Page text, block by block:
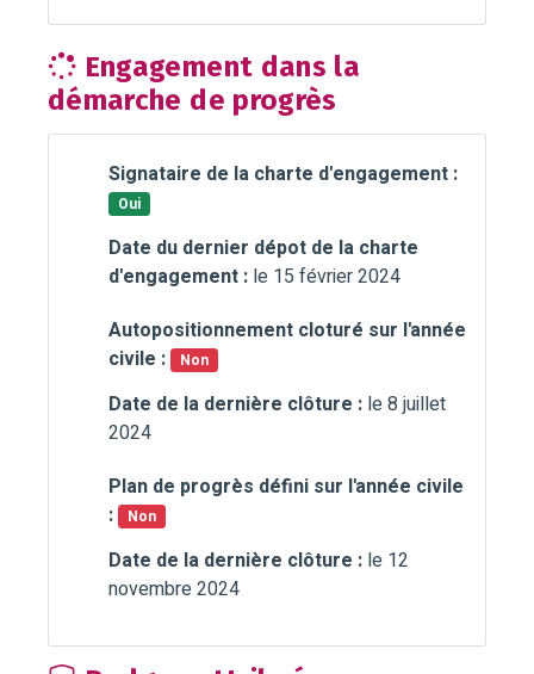
Engagement dans la
démarche de progrès
Signataire de la charte d'engagement :
Oui
Date du dernier dépot de la charte
d'engagement : le 15 février 2024
Autopositionnement cloturé sur l'année
civile :
Non
Date de la dernière clôture : le 8 juillet
2024
Plan de progrès défini sur l'année civile
:
Non
Date de la dernière clôture : le 12
novembre 2024